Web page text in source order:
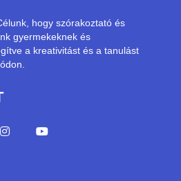
hogy szórakoztató és
gyermekeknek és
a kreativitást és a tanulást